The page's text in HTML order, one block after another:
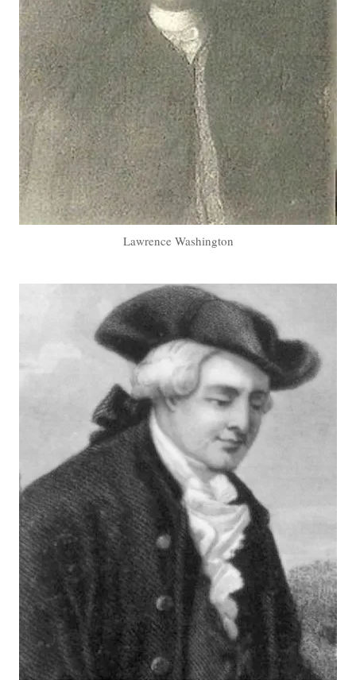
Lawrence Washington